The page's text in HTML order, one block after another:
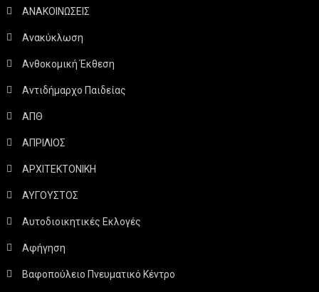
ΑΝΑΚΟΙΝΩΣΕΙΣ
Ανακύκλωση
Ανθοκομική Έκθεση
Αντιδήμαρχο Παιδείας
ΑΠΘ
ΑΠΡΙΛΙΟΣ
ΑΡΧΙΤΕΚΤΟΝΙΚΗ
ΑΥΓΟΥΣΤΟΣ
Αυτοδιοικητικές Εκλογές
Αφήγηση
Βαφοπούλειο Πνευματικό Κέντρο